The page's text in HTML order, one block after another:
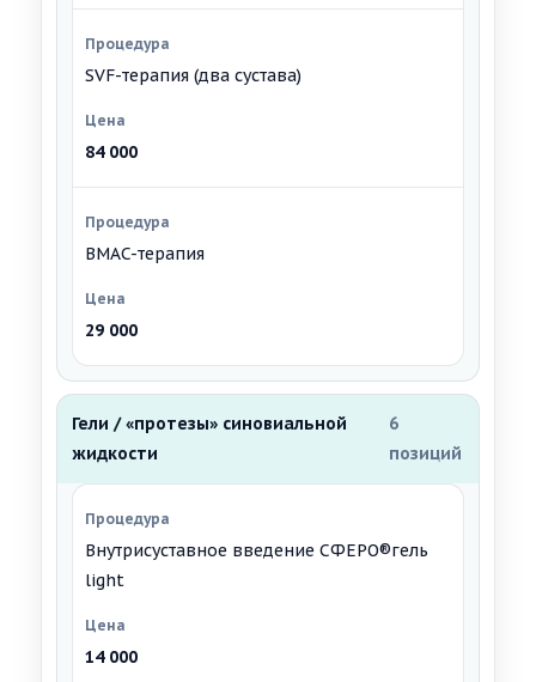
SVF-терапия (два сустава)
84 000
BMAC-терапия
29 000
Гели / «протезы» синовиальной
жидкости
6
позиций
Внутрисуставное введение СФЕРО®гель
light
14 000